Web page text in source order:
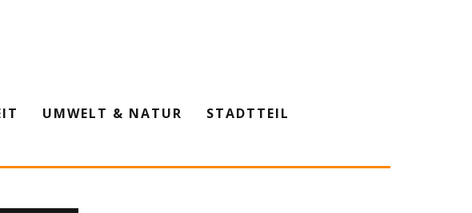
UMWELT & NATUR
STADTTEIL